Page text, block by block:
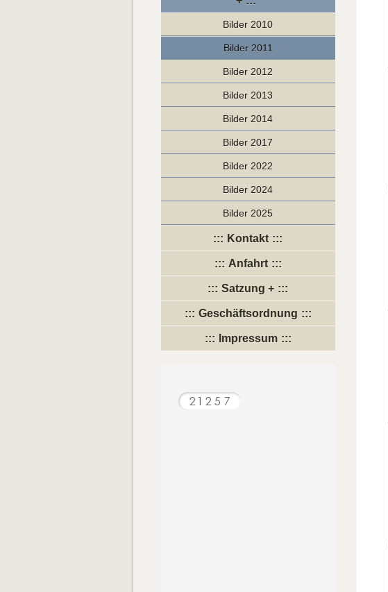
Bilder 2010
Bilder 2011
Bilder 2012
Bilder 2013
Bilder 2014
Bilder 2017
Bilder 2022
Bilder 2024
Bilder 2025
Kontakt
Anfahrt
Satzung +
Geschäftsordnung
Impressum